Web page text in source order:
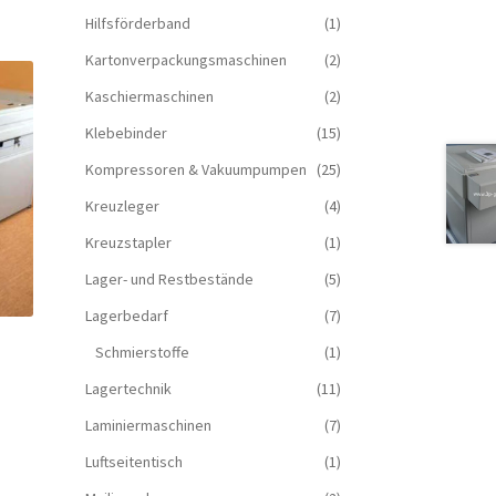
Hilfsförderband
(1)
Kartonverpackungsmaschinen
(2)
Kaschiermaschinen
(2)
Klebebinder
(15)
Kompressoren & Vakuum­pumpen
(25)
Kreuzleger
(4)
Kreuzstapler
(1)
Lager- und Restbestände
(5)
Lagerbedarf
(7)
Schmierstoffe
(1)
Lagertechnik
(11)
Laminiermaschinen
(7)
Luftseitentisch
(1)